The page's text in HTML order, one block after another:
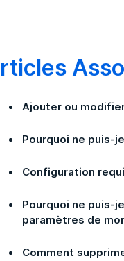
Ajouter ou
Pourquoi ne puis-
Configuration
Pourquoi ne puis-
paramètres de
Comment